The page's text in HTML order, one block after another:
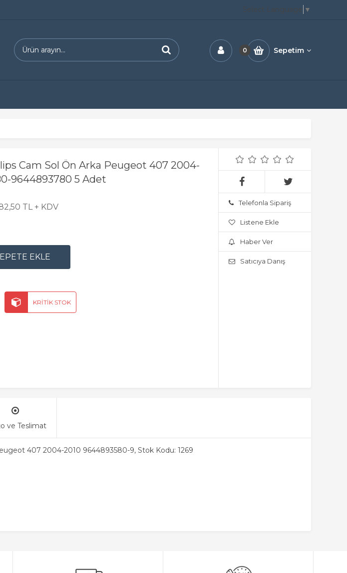
Select Language ▼
0 Sepetim
Cam Sol Ön Arka Peugeot 407 2004-
9644893780 5 Adet
TL + KDV Telefonla Sipariş
Listene Ekle
Haber Ver
Satıcıya Danış
ve Teslimat
407 2004-2010 9644893580-9, Stok Kodu: 1269